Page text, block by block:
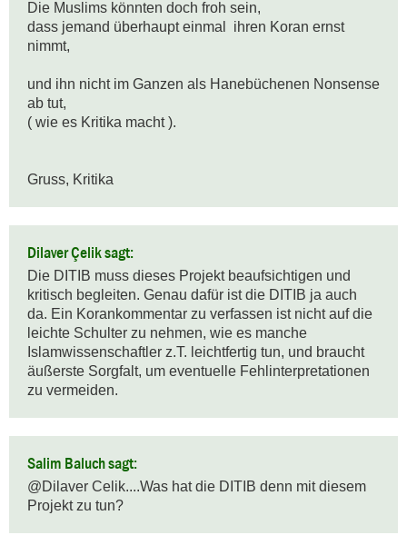
Die Muslims könnten doch froh sein,
dass jemand überhaupt einmal  ihren Koran ernst
nimmt,
und ihn nicht im Ganzen als Hanebüchenen Nonsense
ab tut,
( wie es Kritika macht ).
Gruss, Kritika
Dilaver Çelik sagt:
Die DITIB muss dieses Projekt beaufsichtigen und
kritisch begleiten. Genau dafür ist die DITIB ja auch
da. Ein Korankommentar zu verfassen ist nicht auf die
leichte Schulter zu nehmen, wie es manche
Islamwissenschaftler z.T. leichtfertig tun, und braucht
äußerste Sorgfalt, um eventuelle Fehlinterpretationen
zu vermeiden.
Salim Baluch sagt:
@Dilaver Celik....Was hat die DITIB denn mit diesem
Projekt zu tun?